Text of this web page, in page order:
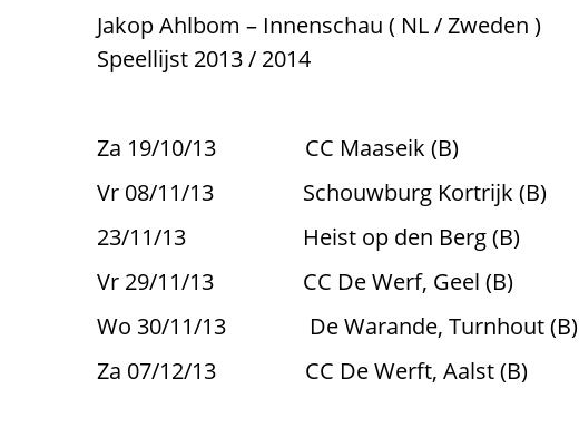
Jakop Ahlbom – Innenschau ( NL / Zweden )
Speellijst 2013 / 2014
Za 19/10/13 CC Maaseik (B)
Vr 08/11/13 Schouwburg Kortrijk (B)
23/11/13 Heist op den Berg (B)
Vr 29/11/13 CC De Werf, Geel (B)
Wo 30/11/13 De Warande, Turnhout (B)
Za 07/12/13 CC De Werft, Aalst (B)